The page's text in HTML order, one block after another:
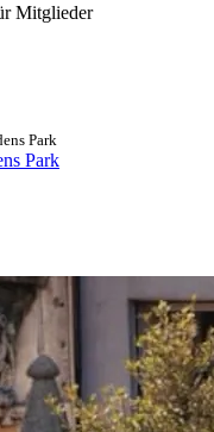
Mitglieder
Park
Park